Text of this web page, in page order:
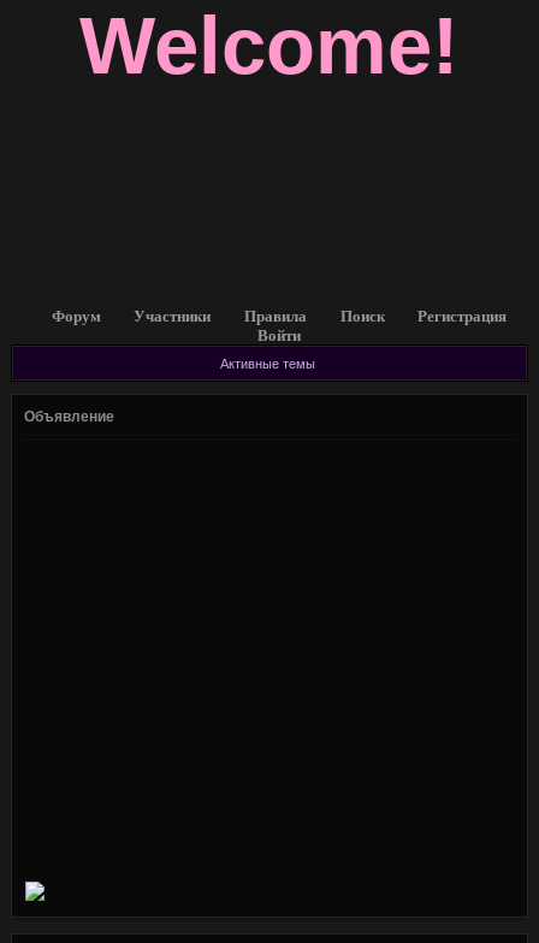
Welcome!
Форум Участники Правила Поиск
Регистрация
Войти
Активные темы
Объявление